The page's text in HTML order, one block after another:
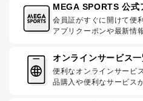
MEGA SPORTS 公式
会員証がすぐに開けて便利
アプリクーポンや最新情
オンラインサービス一
便利なオンラインサービ
品購入や便利なサービス